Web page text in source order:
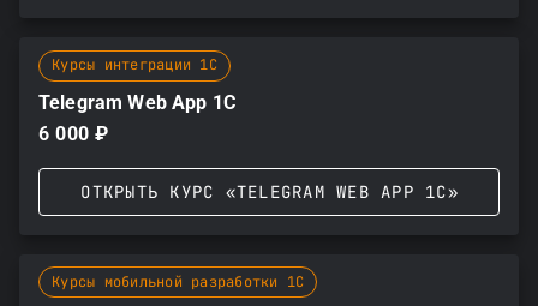
Курсы интеграции 1С
Telegram Web App 1С
6 000 ₽
ОТКРЫТЬ КУРС «TELEGRAM WEB APP 1С»
Курсы мобильной разработки 1С